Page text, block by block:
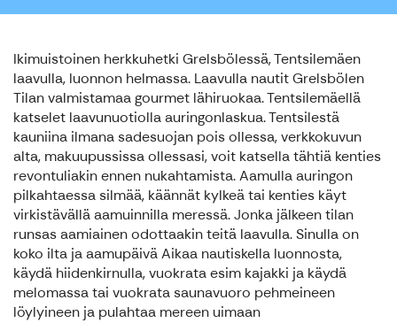
Ikimuistoinen herkkuhetki Grelsbölessä, Tentsilemäen
laavulla, luonnon helmassa. Laavulla nautit Grelsbölen
Tilan valmistamaa gourmet lähiruokaa. Tentsilemäellä
katselet laavunuotiolla auringonlaskua. Tentsilestä
kauniina ilmana sadesuojan pois ollessa, verkkokuvun
alta, makuupussissa ollessasi, voit katsella tähtiä kenties
revontuliakin ennen nukahtamista. Aamulla auringon
pilkahtaessa silmää, käännät kylkeä tai kenties käyt
virkistävällä aamuinnilla meressä. Jonka jälkeen tilan
runsas aamiainen odottaakin teitä laavulla. Sinulla on
koko ilta ja aamupäivä Aikaa nautiskella luonnosta,
käydä hiidenkirnulla, vuokrata esim kajakki ja käydä
melomassa tai vuokrata saunavuoro pehmeineen
löylyineen ja pulahtaa mereen uimaan